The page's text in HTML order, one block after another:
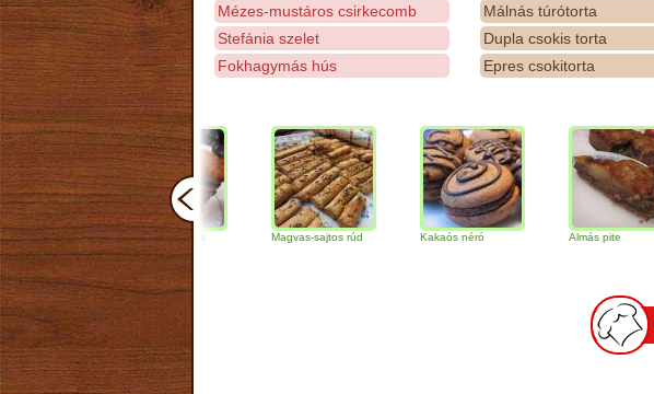
Mézes-mustáros csirkecomb
Stefánia szelet
Fokhagymás hús
Málnás túrótorta
Dupla csokis torta
Epres csokitorta
Csokoládés-diós
szendvics
Magvas-sajtos rúd Kakaós néró